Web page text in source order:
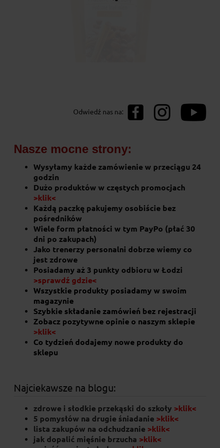
Prażone migdały 100g Pięć Przemian
do koszyka
Syrop klonowy 250g
Odwiedź nas na:
Nasze mocne strony:
Wysyłamy każde zamówienie w przeciągu 24
godzin
Dużo produktów w częstych promocjach
>klik<
Każdą paczkę pakujemy osobiście bez
pośredników
Wiele form płatności w tym PayPo (płać 30
dni po zakupach)
Jako trenerzy personalni dobrze wiemy co
jest zdrowe
Posiadamy aż 3 punkty odbioru w Łodzi
>sprawdź gdzie<
Wszystkie produkty posiadamy w swoim
magazynie
Szybkie składanie zamówień bez rejestracji
Zobacz pozytywne opinie o naszym sklepie
>klik<
Co tydzień dodajemy nowe produkty do
sklepu
Najciekawsze na blogu:
zdrowe i słodkie przekąski do szkoły >klik<
5 pomysłów na drugie śniadanie >klik<
lista zakupów na odchudzanie >klik<
jak dopalić mięśnie brzucha >klik<